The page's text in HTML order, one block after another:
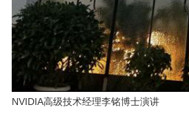
NVIDIA高级技术经理李铭博士演讲